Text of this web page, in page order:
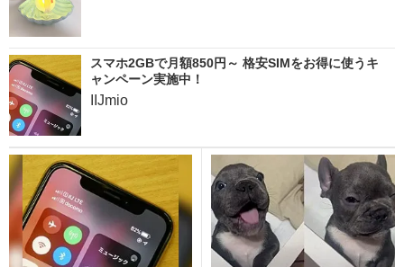
スマホ2GBで月額850円～ 格安SIMをお得に使うキ
ャンペーン実施中！
IIJmio